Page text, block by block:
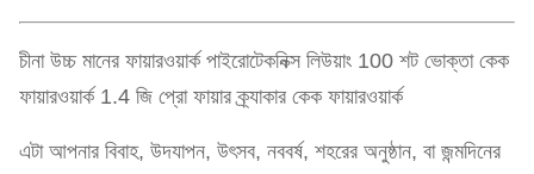
চীনা উচ্চ মানের ফায়ারওয়ার্ক পাইরোটেকনিক্স লিউয়াং 100 শট ভোক্তা কেক
ফায়ারওয়ার্ক 1.4 জি প্রো ফায়ার ক্র্যাকার কেক ফায়ারওয়ার্ক
এটা আপনার বিবাহ, উদযাপন, উৎসব, নববর্ষ, শহরের অনুষ্ঠান, বা জন্মদিনের